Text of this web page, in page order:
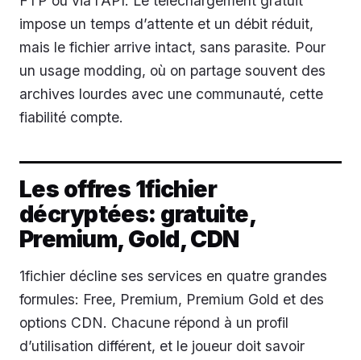
impose un temps d’attente et un débit réduit,
mais le fichier arrive intact, sans parasite. Pour
un usage modding, où on partage souvent des
archives lourdes avec une communauté, cette
fiabilité compte.
Les offres 1fichier
décryptées: gratuite,
Premium, Gold, CDN
1fichier décline ses services en quatre grandes
formules: Free, Premium, Premium Gold et des
options CDN. Chacune répond à un profil
d’utilisation différent, et le joueur doit savoir